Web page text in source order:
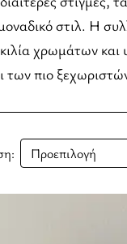
στιλ. Η
χρωμάτων
των πιο